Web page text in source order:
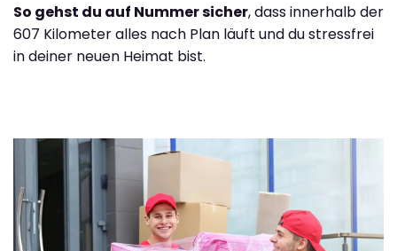
So gehst du auf Nummer sicher, dass innerhalb der
607 Kilometer alles nach Plan läuft und du stressfrei
in deiner neuen Heimat bist.